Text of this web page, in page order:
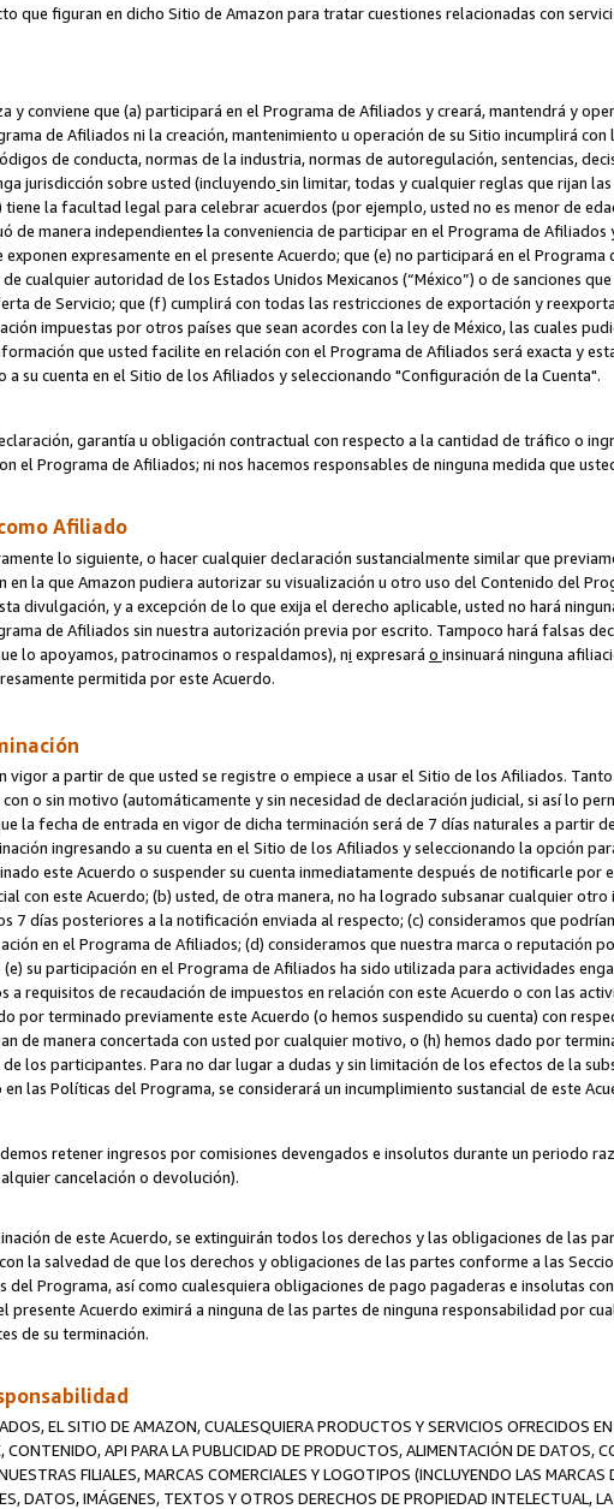
que figuran en dicho Sitio de Amazon para tratar cuestiones relacionadas con
y conviene que (a) participará en el Programa de Afiliados y creará, mantendrá y
de Afiliados ni la creación, mantenimiento u operación de su Sitio incumplirá
de conducta, normas de la industria, normas de autoregulación, sentencias,
jurisdicción sobre usted (incluyendo sin limitar, todas y cualquier reglas que rijan
tiene la facultad legal para celebrar acuerdos (por ejemplo, usted no es menor de
de manera independientesla conveniencia de participar en el Programa de
exponen expresamente en el presente Acuerdo; que (e) no participará en el
cualquier autoridad de los Estados Unidos Mexicanos (“México”) o de sanciones
de Servicio; que (f) cumplirá con todas las restricciones de exportación y
impuestas por otros países que sean acordes con la ley de México, las cuales
que usted facilite en relación con el Programa de Afiliados será exacta y
a su cuenta en el Sitio de los Afiliados y seleccionando "Configuración de la Cuenta".
garantía u obligación contractual con respecto a la cantidad de tráfico o
el Programa de Afiliados; ni nos hacemos responsables de ninguna medida que
Afiliado
lo siguiente, o hacer cualquier declaración sustancialmente similar que
en la que Amazon pudiera autorizar su visualización u otro uso del Contenido del
divulgación, y a excepción de lo que exija el derecho aplicable, usted no hará
de Afiliados sin nuestra autorización previa por escrito. Tampoco hará falsas
lo apoyamos, patrocinamos o respaldamos), ni expresará o insinuará ninguna
permitida por este Acuerdo.
vigor a partir de que usted se registre o empiece a usar el Sitio de los Afiliados.
o sin motivo (automáticamente y sin necesidad de declaración judicial, si así lo
la fecha de entrada en vigor de dicha terminación será de 7 días naturales a partir
ingresando a su cuenta en el Sitio de los Afiliados y seleccionando la opción
este Acuerdo o suspender su cuenta inmediatamente después de notificarle por
con este Acuerdo; (b) usted, de otra manera, no ha logrado subsanar cualquier
7 días posteriores a la notificación enviada al respecto; (c) consideramos que
en el Programa de Afiliados; (d) consideramos que nuestra marca o reputación
su participación en el Programa de Afiliados ha sido utilizada para actividades
a requisitos de recaudación de impuestos en relación con este Acuerdo o con las
por terminado previamente este Acuerdo (o hemos suspendido su cuenta) con
de manera concertada con usted por cualquier motivo, o (h) hemos dado por
los participantes. Para no dar lugar a dudas y sin limitación de los efectos de la
las Políticas del Programa, se considerará un incumplimiento sustancial de este
retener ingresos por comisiones devengados e insolutos durante un periodo
cancelación o devolución).
de este Acuerdo, se extinguirán todos los derechos y las obligaciones de las
la salvedad de que los derechos y obligaciones de las partes conforme a las
del Programa, así como cualesquiera obligaciones de pago pagaderas e insolutas
presente Acuerdo eximirá a ninguna de las partes de ninguna responsabilidad por
de su terminación.
EL SITIO DE AMAZON, CUALESQUIERA PRODUCTOS Y SERVICIOS OFRECIDOS
CONTENIDO, API PARA LA PUBLICIDAD DE PRODUCTOS, ALIMENTACIÓN DE DATOS,
FILIALES, MARCAS COMERCIALES Y LOGOTIPOS (INCLUYENDO LAS
DATOS, IMÁGENES, TEXTOS Y OTROS DERECHOS DE PROPIEDAD INTELECTUAL,